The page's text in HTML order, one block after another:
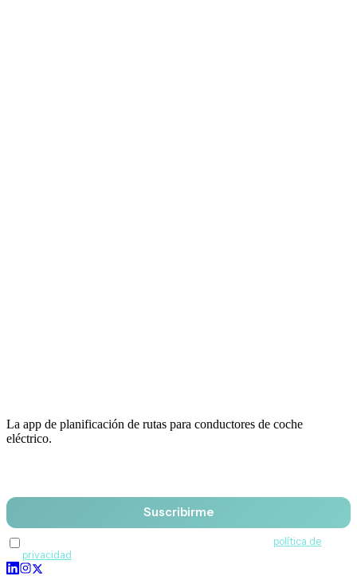
La app de planificación de rutas para conductores de coche
eléctrico.
Suscribirme
política de
privacidad